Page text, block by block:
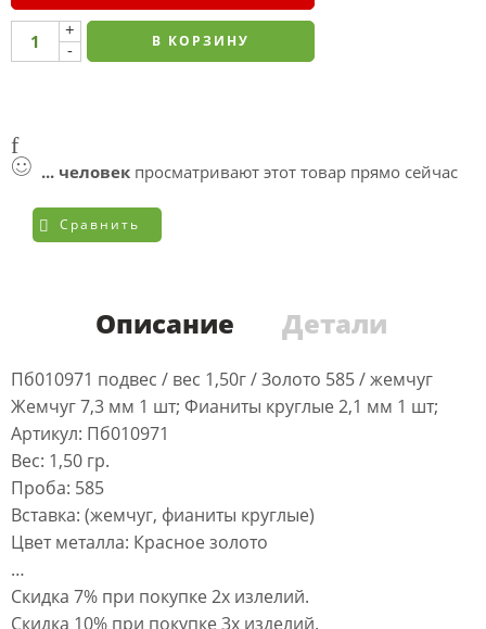
+
-
В КОРЗИНУ
... человек просматривают этот товар прямо сейчас
Сравнить
Описание Детали
Пб010971 подвес / вес 1,50г / Золото 585 / жемчуг
Жемчуг 7,3 мм 1 шт; Фианиты круглые 2,1 мм 1 шт;
Артикул: Пб010971
Вес: 1,50 гр.
Проба: 585
Вставка: (жемчуг, фианиты круглые)
Цвет металла: Красное золото
…
Скидка 7% при покупке 2х излелий.
Скидка 10% при покупке 3х изделий.